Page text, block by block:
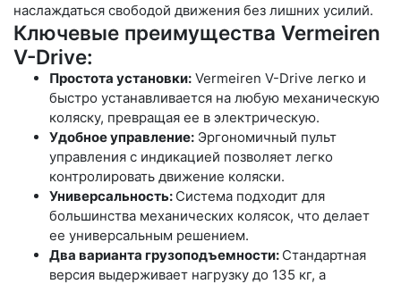
наслаждаться свободой движения без лишних усилий.
Ключевые преимущества Vermeiren
V-Drive:
Простота установки: Vermeiren V-Drive легко и
быстро устанавливается на любую механическую
коляску, превращая ее в электрическую.
Удобное управление: Эргономичный пульт
управления с индикацией позволяет легко
контролировать движение коляски.
Универсальность: Система подходит для
большинства механических колясок, что делает
ее универсальным решением.
Два варианта грузоподъемности: Стандартная
версия выдерживает нагрузку до 135 кг, а